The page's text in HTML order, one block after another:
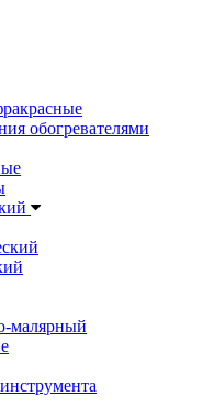
обогревателями
малярный